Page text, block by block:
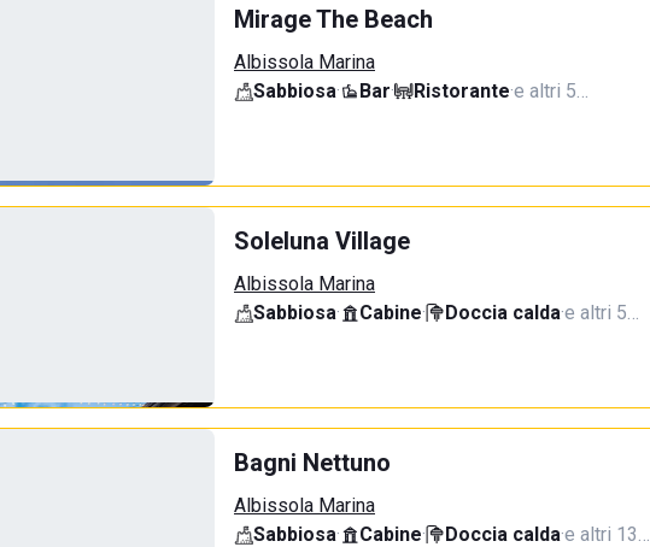
Mirage The Beach
Albissola Marina
Sabbiosa· Bar· Ristorante·e altri 5…
Soleluna Village
Albissola Marina
Sabbiosa· Cabine· Doccia calda·e altri 5…
Bagni Nettuno
Albissola Marina
Sabbiosa· Cabine· Doccia calda·e altri 13…